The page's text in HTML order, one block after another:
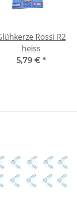
Rossi R2
heiss
5,79 € *